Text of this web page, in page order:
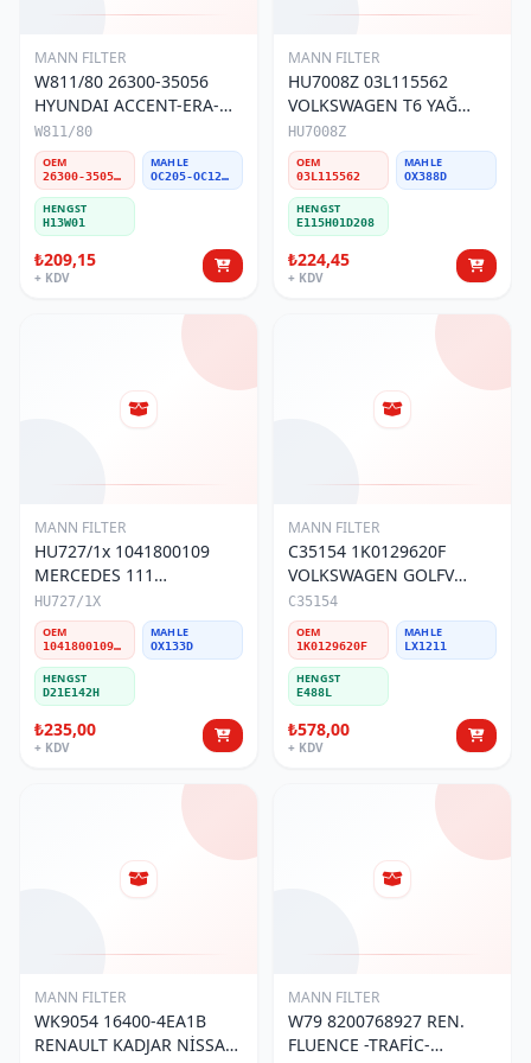
MANN FILTER
W811/80 26300-35056
HYUNDAI ACCENT-ERA-
GETZ BENZİNLİ YAĞ
FİLTRESİ
W811/80
OEM
26300-35056/26300-35054/26300-35500/26300-35501/26300-35502
MAHLE
OC205-OC1254
HENGST
H13W01
₺209,15
+ KDV
MANN FILTER
HU7008Z 03L115562
VOLKSWAGEN T6 YAĞ
FİLTRESİ
HU7008Z
OEM
03L115562
MAHLE
OX388D
HENGST
E115H01D208
₺224,45
+ KDV
MANN FILTER
HU727/1x 1041800109
MERCEDES 111
(W124)KASA /SSANGYONG
1621803009 ACTYON-
KORANDO-MUSSO YAĞ
FİLTRESİ
HU727/1X
OEM
1041800109-1041840425-1041800709-1041840325-1621803009
MAHLE
OX133D
HENGST
D21E142H
₺235,00
+ KDV
MANN FILTER
C35154 1K0129620F
VOLKSWAGEN GOLFV
CADDY JETTA TDİ HAVA
FİLTRESİ
C35154
OEM
1K0129620F
MAHLE
LX1211
HENGST
E488L
₺578,00
+ KDV
MANN FILTER
WK9054 16400-4EA1B
RENAULT KADJAR NİSSAN
MANN FILTER
W79 8200768927 REN.
FLUENCE -TRAFİC-